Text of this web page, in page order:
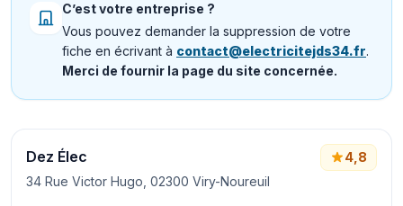
C’est votre entreprise ?
Vous pouvez demander la suppression de votre
fiche en écrivant à contact@electricitejds34.fr.
Merci de fournir la page du site concernée.
Dez Élec
34 Rue Victor Hugo, 02300 Viry-Noureuil
4,8